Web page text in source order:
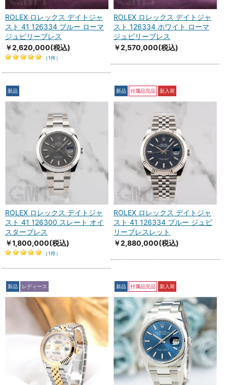
ROLEX ロレックス デイトジャ
スト 41 126334 ブルー ローマ
ジュビリーブレス
￥2,620,000(税込)
（1件）
ROLEX ロレックス デイトジャ
スト 126334 ホワイト ローマ
ジュビリーブレス
￥2,570,000(税込)
新品
ROLEX ロレックス デイトジャ
スト 41 126300 スレート オイ
スターブレス
￥1,800,000(税込)
（1件）
新品 付属品完品 新入荷
ROLEX ロレックス デイトジャ
スト 41 126334 ブルー ジュビ
リーブレスレット
￥2,880,000(税込)
新品 レディース 新品 付属品完品 新入荷